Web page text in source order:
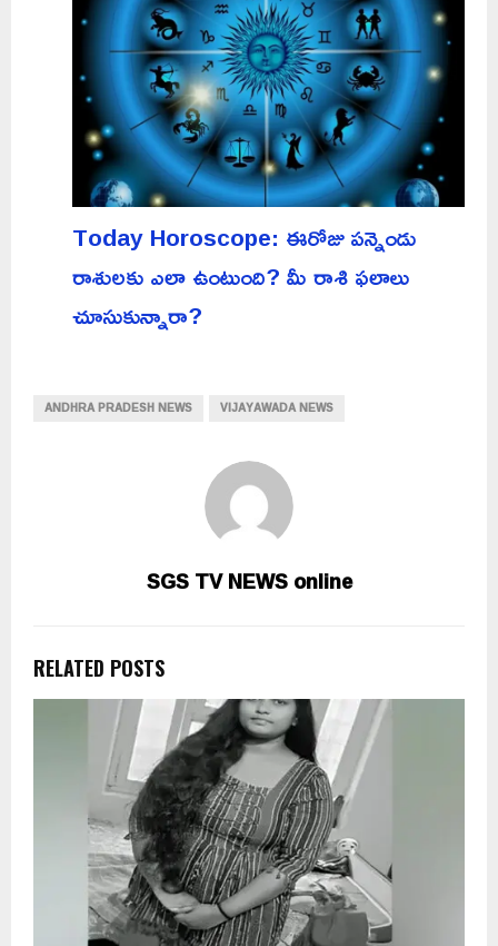
Today Horoscope: ఈరోజు పన్నెండు
రాశులకు ఎలా ఉంటుంది? మీ రాశి ఫలాలు
చూసుకున్నారా?
ANDHRA PRADESH NEWS VIJAYAWADA NEWS
SGS TV NEWS online
RELATED POSTS